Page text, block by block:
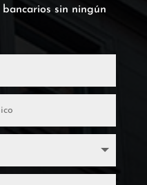
sin ningún